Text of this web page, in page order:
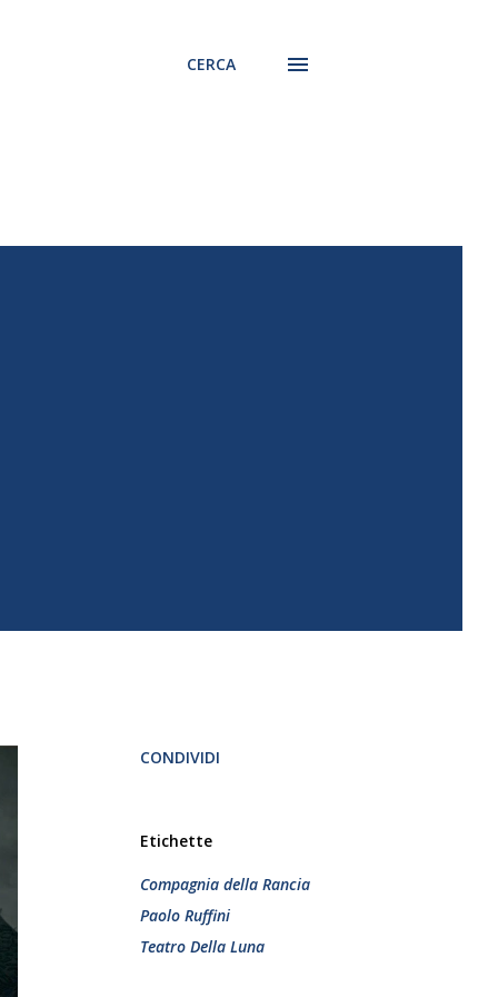
CERCA
CONDIVIDI
Etichette
Compagnia della Rancia
Paolo Ruffini
Teatro Della Luna